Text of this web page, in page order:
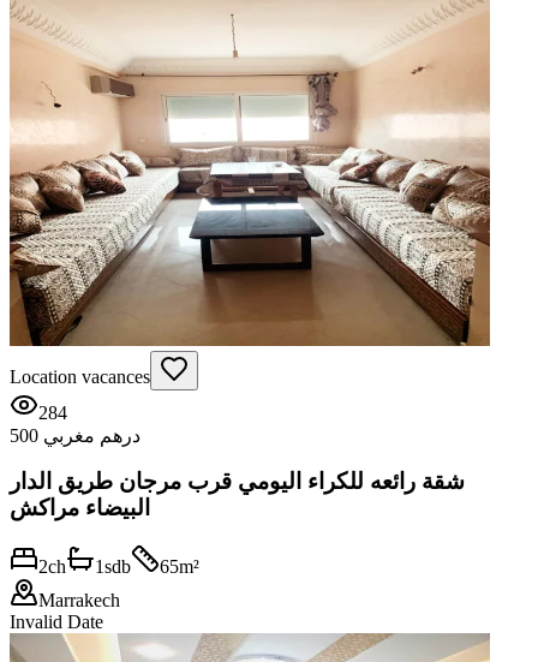
Location vacances
284
500 درهم مغربي
شقة رائعه للكراء اليومي قرب مرجان طريق الدار
البيضاء مراكش
2ch 1sdb 65m²
Marrakech
Invalid Date